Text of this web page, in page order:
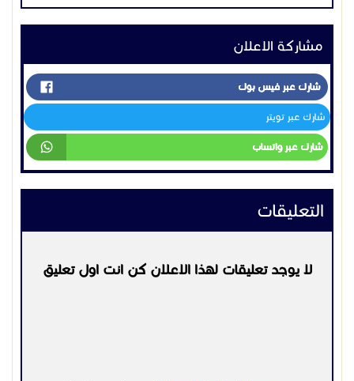
مشاركة الاعلان
شارك عبر فيس بوك
شارك عبر تويتر
شارك عبر واتساب
التعليقات
لا يوجد تعليقات لهذا الاعلان كن انت اول تعليق